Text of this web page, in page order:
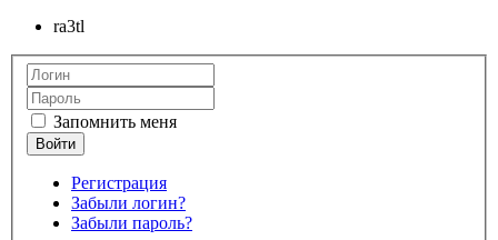
ra3tl
Запомнить меня
Регистрация
Забыли логин?
Забыли пароль?